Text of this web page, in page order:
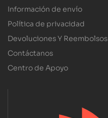
Información de envío
Política de privacidad
Devoluciones Y Reembolsos
Contáctanos
Centro de Apoyo